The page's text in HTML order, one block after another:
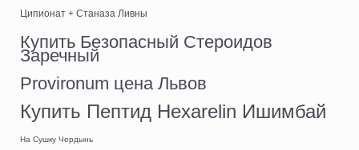
Ципионат + Станаза Ливны
Купить Безопасный Стероидов
Заречный
Provironum цена Львов
Купить Пептид Hexarelin Ишимбай
На Сушку Чердынь